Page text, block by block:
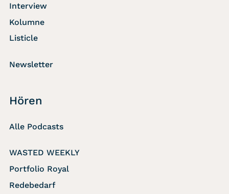
Interview
Kolumne
Listicle
Newsletter
Hören
Alle Podcasts
WASTED WEEKLY
Portfolio Royal
Redebedarf